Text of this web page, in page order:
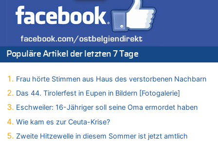
06.08.2026 - 21:19 von Ach zu
Zweite Hitzewelle in diesem Sommer ist jetzt amtlich
06.08.2026 - 21:16 von michlaustderaffe zu
Zweite Hitzewelle in diesem Sommer ist jetzt amtlich
06.08.2026 - 21:14 von Ach zu
Aachen ab 11. August wieder Mekka des Pferdesports –
Wasserstand des Rheins in NRW so niedrig wie noch nie
06.08.2026 - 20:35 von Wolfgang2 zu
Zurück an den Rhein: Hendrich wechselt zum 1. FC Köln
06.08.2026 - 20:16 von Panda46 zu
Populäre Artikel der letzten 7 Tage
Frau hörte Stimmen aus Haus des verstorbenen Nachbarn
Das 44. Tirolerfest in Eupen in Bildern [Fotogalerie]
Eschweiler: 16-Jähriger soll seine Oma ermordet haben
Wie kam es zur Ceuta-Krise?
Zweite Hitzewelle in diesem Sommer ist jetzt amtlich